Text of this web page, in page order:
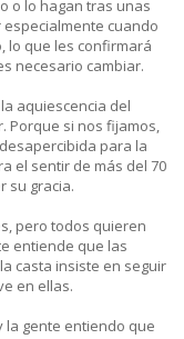
o lo hagan tras unas
cuando
lo que les confirmará
necesario cambiar.
aquiescencia del
Porque si nos fijamos,
para la
el sentir de más del 70
su gracia.
pero todos quieren
entiende que las
casta insiste en seguir
en ellas.
la gente entiendo que